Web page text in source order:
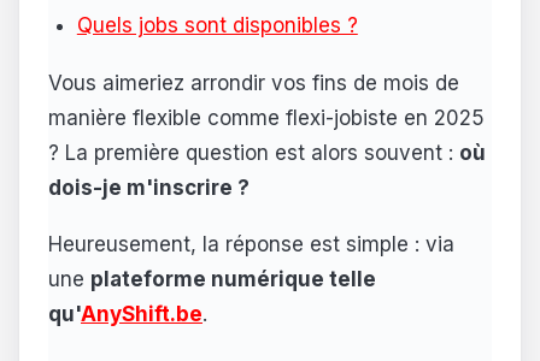
Quels jobs sont disponibles ?
Vous aimeriez arrondir vos fins de mois de
manière flexible comme flexi-jobiste en 2025
? La première question est alors souvent : où
dois-je m'inscrire ?
Heureusement, la réponse est simple : via
une plateforme numérique telle
qu'AnyShift.be.